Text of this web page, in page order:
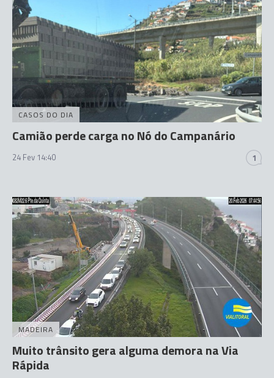
CASOS DO DIA
Camião perde carga no Nó do Campanário
24 Fev 14:40 1
MADEIRA
Muito trânsito gera alguma demora na Via
Rápida